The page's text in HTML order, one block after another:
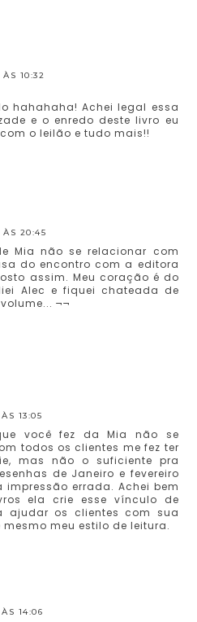
10:32
hahahaha! Achei legal essa
e o enredo deste livro eu
o leilão e tudo mais!!
20:45
Mia não se relacionar com
do encontro com a editora
assim. Meu coração é do
Alec e fiquei chateada de
¬¬
13:05
você fez da Mia não se
todos os clientes me fez ter
mas não o suficiente pra
de Janeiro e fevereiro
errada. Achei bem
ela crie esse vínculo de
ajudar os clientes com sua
meu estilo de leitura.
14:06